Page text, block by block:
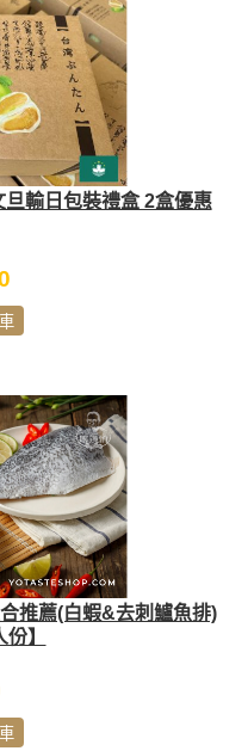
旦輸日包裝禮盒 2盒優惠
推薦(白蝦&去刺鱸魚排)
】